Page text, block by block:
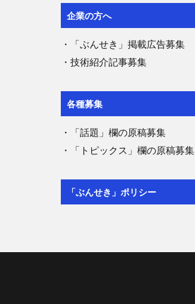
企業の方へ
・「ぶんせき」掲載広告募集
・技術紹介記事募集
各種募集
・「話題」欄の原稿募集
・「トピックス」欄の原稿募集
「ぶんせき」ポリシー